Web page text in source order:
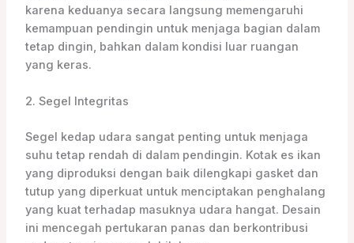
karena keduanya secara langsung memengaruhi
kemampuan pendingin untuk menjaga bagian dalam
tetap dingin, bahkan dalam kondisi luar ruangan
yang keras.
2. Segel Integritas
Segel kedap udara sangat penting untuk menjaga
suhu tetap rendah di dalam pendingin. Kotak es ikan
yang diproduksi dengan baik dilengkapi gasket dan
tutup yang diperkuat untuk menciptakan penghalang
yang kuat terhadap masuknya udara hangat. Desain
ini mencegah pertukaran panas dan berkontribusi